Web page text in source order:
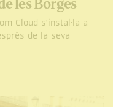
Cloud s'instal·la a
de la seva